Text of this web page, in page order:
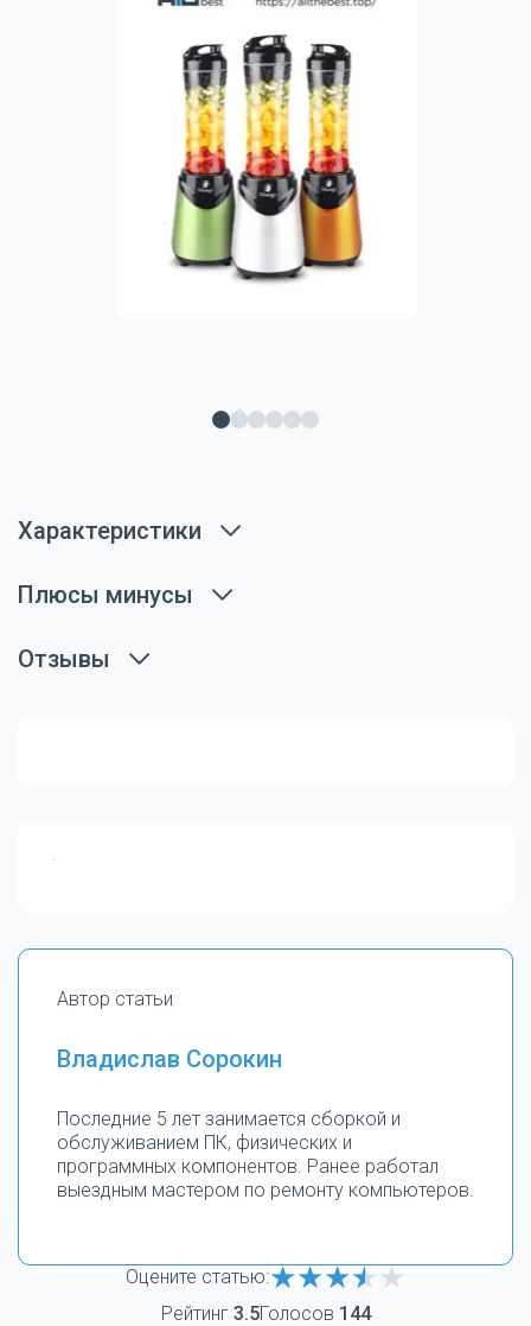
Характеристики
Плюсы минусы
Отзывы
Автор статьи
Владислав Сорокин
Последние 5 лет занимается сборкой и
обслуживанием ПК, физических и
программных компонентов. Ранее работал
выездным мастером по ремонту компьютеров.
Оцените статью:
Рейтинг 3.5Голосов 144